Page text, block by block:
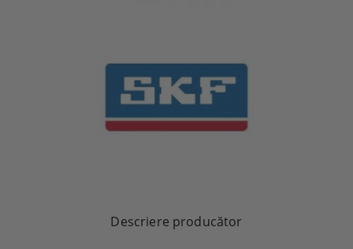
Descriere producător